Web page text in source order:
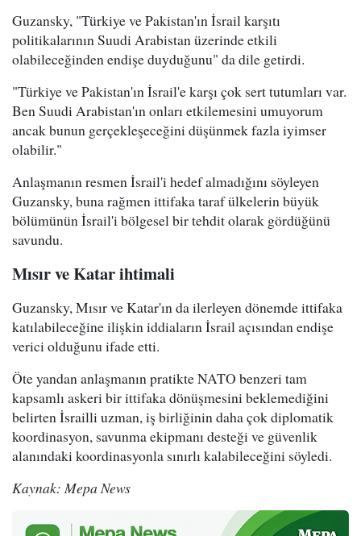
Guzansky, "Türkiye ve Pakistan'ın İsrail karşıtı
politikalarının Suudi Arabistan üzerinde etkili
olabileceğinden endişe duyduğunu" da dile getirdi.
"Türkiye ve Pakistan'ın İsrail'e karşı çok sert tutumları var.
Ben Suudi Arabistan'ın onları etkilemesini umuyorum
ancak bunun gerçekleşeceğini düşünmek fazla iyimser
olabilir."
Anlaşmanın resmen İsrail'i hedef almadığını söyleyen
Guzansky, buna rağmen ittifaka taraf ülkelerin büyük
bölümünün İsrail'i bölgesel bir tehdit olarak gördüğünü
savundu.
Mısır ve Katar ihtimali
Guzansky, Mısır ve Katar'ın da ilerleyen dönemde ittifaka
katılabileceğine ilişkin iddiaların İsrail açısından endişe
verici olduğunu ifade etti.
Öte yandan anlaşmanın pratikte NATO benzeri tam
kapsamlı askeri bir ittifaka dönüşmesini beklemediğini
belirten İsrailli uzman, iş birliğinin daha çok diplomatik
koordinasyon, savunma ekipmanı desteği ve güvenlik
alanındaki koordinasyonla sınırlı kalabileceğini söyledi.
Kaynak: Mepa News